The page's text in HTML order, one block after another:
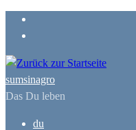
Zum
Inhalt
sumsinagro
Das Du leben
du